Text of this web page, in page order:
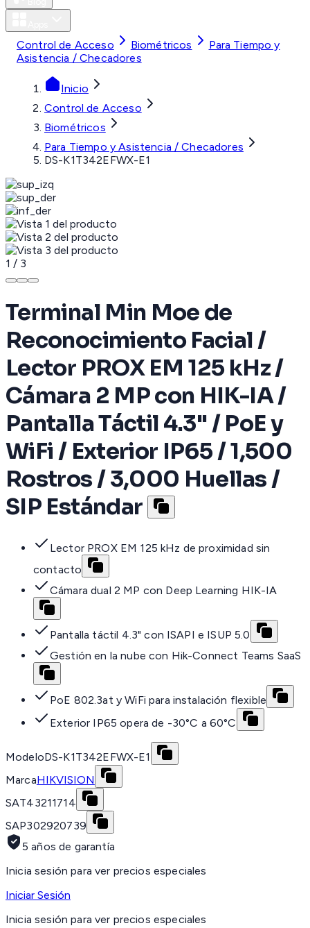
Control de Acceso Biométricos
Para Tiempo y
Asistencia / Checadores
Inicio
Control de Acceso
Biométricos
Para Tiempo y Asistencia / Checadores
DS-K1T342EFWX-E1
1 / 3
Terminal Min Moe de
Reconocimiento Facial /
Lector PROX EM 125 kHz /
Cámara 2 MP con HIK-IA /
Pantalla Táctil 4.3" / PoE y
WiFi / Exterior IP65 / 1,500
Rostros / 3,000 Huellas /
SIP Estándar
Lector PROX EM 125 kHz de proximidad sin
contacto
Cámara dual 2 MP con Deep Learning HIK-IA
Pantalla táctil 4.3" con ISAPI e ISUP 5.0
Gestión en la nube con Hik-Connect Teams SaaS
PoE 802.3at y WiFi para instalación flexible
Exterior IP65 opera de -30°C a 60°C
ModeloDS-K1T342EFWX-E1
MarcaHIKVISION
SAT43211714
SAP302920739
5 años de garantía
Inicia sesión para ver precios especiales
Iniciar Sesión
Inicia sesión para ver precios especiales